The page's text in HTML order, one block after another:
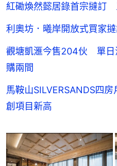
紅磡煥然懿居錄首宗撻訂
利奧坊．曦岸開放式買家
觀塘凱滙今售204伙 單
購兩間
馬鞍山SILVERSANDS四
創項目新高